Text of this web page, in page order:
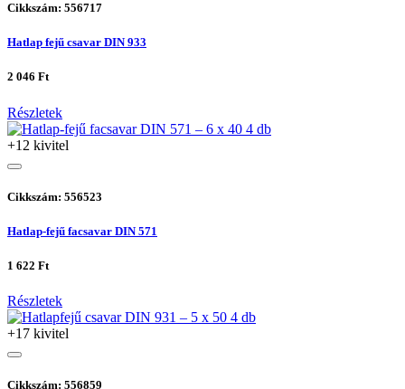
Cikkszám: 556717
Hatlap fejű csavar DIN 933
2 046 Ft
Részletek
+12 kivitel
Cikkszám: 556523
Hatlap-fejű facsavar DIN 571
1 622 Ft
Részletek
+17 kivitel
Cikkszám: 556859